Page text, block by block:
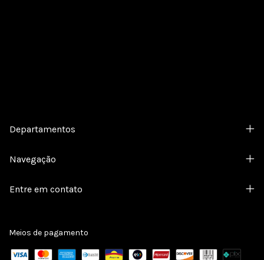
Departamentos
Navegação
Entre em contato
Meios de pagamento